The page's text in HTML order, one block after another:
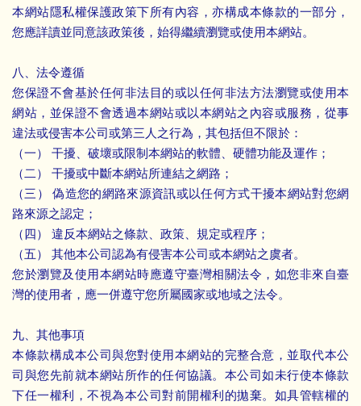
本網站隱私權保護政策下所有內容，亦構成本條款的一部分，
您應詳讀並同意該政策後，始得繼續瀏覽或使用本網站。
八、法令遵循
您保證不會基於任何非法目的或以任何非法方法瀏覽或使用本
網站，並保證不會透過本網站或以本網站之內容或服務，從事
違法或侵害本公司或第三人之行為，其包括但不限於：
（一） 干擾、破壞或限制本網站的軟體、硬體功能及運作；
（二） 干擾或中斷本網站所連結之網路；
（三） 偽造您的網路來源資訊或以任何方式干擾本網站對您網
路來源之認定；
（四） 違反本網站之條款、政策、規定或程序；
（五） 其他本公司認為有侵害本公司或本網站之虞者。
您於瀏覽及使用本網站時應遵守臺灣相關法令，如您非來自臺
灣的使用者，應一併遵守您所屬國家或地域之法令。
九、其他事項
本條款構成本公司與您對使用本網站的完整合意，並取代本公
司與您先前就本網站所作的任何協議。本公司如未行使本條款
下任一權利，不視為本公司對前開權利的拋棄。如具管轄權的